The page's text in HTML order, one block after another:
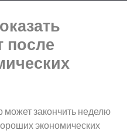
после
закончить неделю
экономических